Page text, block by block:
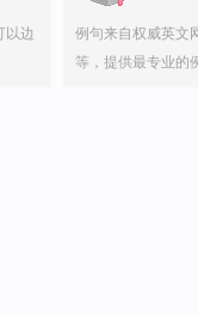
以边
例句来自权威英文
等，提供最专业的